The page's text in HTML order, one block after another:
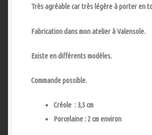
Très agréable car très légère à porter en
Fabrication dans mon atelier à Valensole.
Existe en différents modèles.
Commande possible.
Créole : 3,5 cm
Porcelaine : 2 cm environ